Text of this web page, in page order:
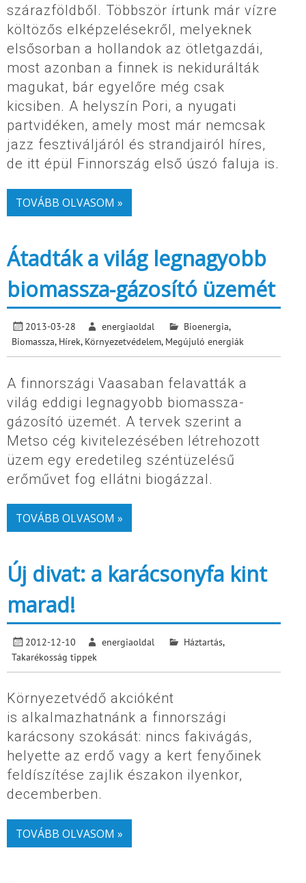
szárazföldből. Többször írtunk már vízre
költözős elképzelésekről, melyeknek
elsősorban a hollandok az ötletgazdái,
most azonban a finnek is nekidurálták
magukat, bár egyelőre még csak
kicsiben. A helyszín Pori, a nyugati
partvidéken, amely most már nemcsak
jazz fesztiváljáról és strandjairól híres,
de itt épül Finnország első úszó faluja is.
TOVÁBB OLVASOM »
Átadták a világ legnagyobb
biomassza-gázosító üzemét
2013-03-28 energiaoldal Bioenergia,
Biomassza, Hírek, Környezetvédelem, Megújuló energiák
A finnországi Vaasaban felavatták a
világ eddigi legnagyobb biomassza-
gázosító üzemét. A tervek szerint a
Metso cég kivitelezésében létrehozott
üzem egy eredetileg széntüzelésű
erőművet fog ellátni biogázzal.
TOVÁBB OLVASOM »
Új divat: a karácsonyfa kint
marad!
2012-12-10 energiaoldal Háztartás,
Takarékosság tippek
Környezetvédő akcióként
is alkalmazhatnánk a finnországi
karácsony szokását: nincs fakivágás,
helyette az erdő vagy a kert fenyőinek
feldíszítése zajlik északon ilyenkor,
decemberben.
TOVÁBB OLVASOM »